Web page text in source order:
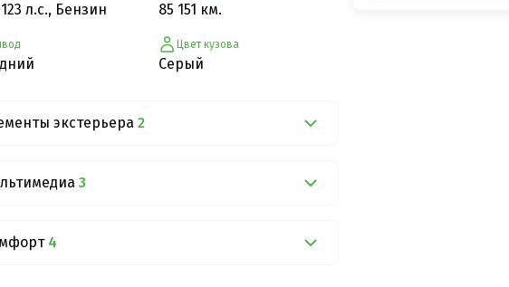
л.с., Бензин 85 151 км.
Цвет кузова
Серый
экстерьера 2
3
4